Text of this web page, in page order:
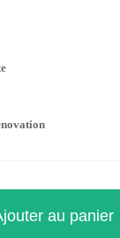
au panier